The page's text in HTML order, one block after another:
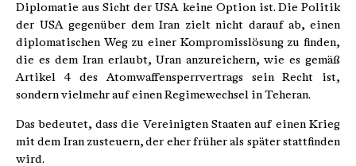
Diplomatie aus Sicht der USA keine Option ist. Die Politik
der USA gegenüber dem Iran zielt nicht darauf ab, einen
diplomatischen Weg zu einer Kompromisslösung zu finden,
die es dem Iran erlaubt, Uran anzureichern, wie es gemäß
Artikel 4 des Atomwaffensperrvertrags sein Recht ist,
sondern vielmehr auf einen Regimewechsel in Teheran.
Das bedeutet, dass die Vereinigten Staaten auf einen Krieg
mit dem Iran zusteuern, der eher früher als später stattfinden
wird.